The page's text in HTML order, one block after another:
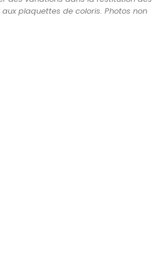
plaquettes de coloris. Photos non